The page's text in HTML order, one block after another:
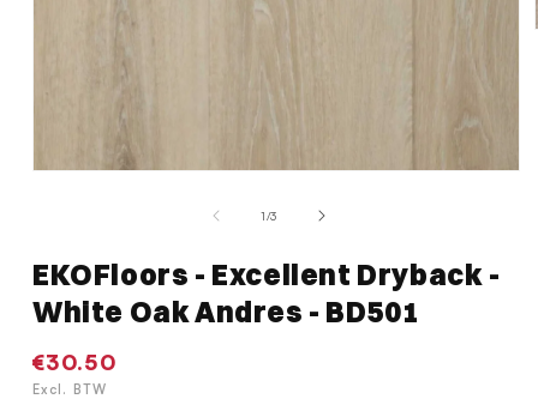
modaal
1/van
3
EKOFloors - Excellent Dryback -
White Oak Andres - BD501
Normale
prijs
€30.50
Excl. BTW